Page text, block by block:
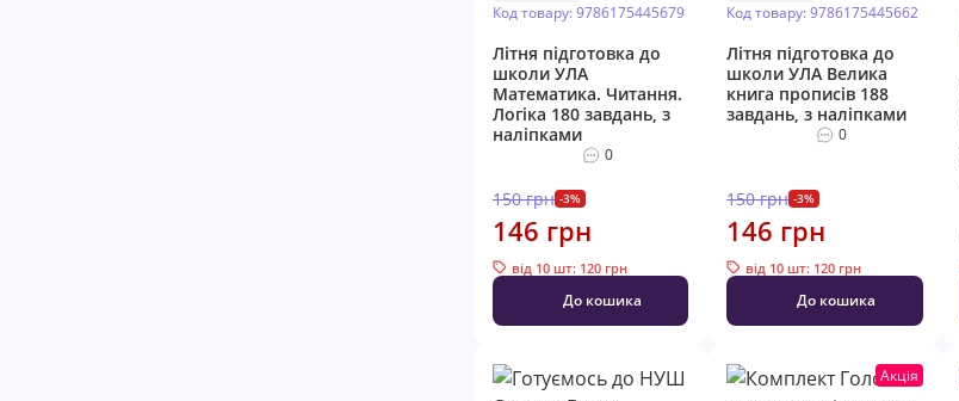
Код товару: 9786175445679
Літня підготовка до
школи УЛА
Математика. Читання.
Логіка 180 завдань, з
наліпками
0
150 грн -3%
146 грн
від 10 шт: 120 грн
До кошика
Код товару: 9786175445662
Літня підготовка до
школи УЛА Велика
книга прописів 188
завдань, з наліпками
0
150 грн -3%
146 грн
від 10 шт: 120 грн
До кошика
Акція